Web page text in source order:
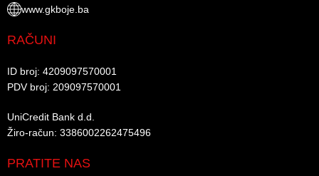
www.gkboje.ba
RAČUNI
ID broj: 4209097570001​
PDV broj: 209097570001 ​
UniCredit Bank d.d.​
Žiro-račun: 3386002262475496​​
PRATITE NAS